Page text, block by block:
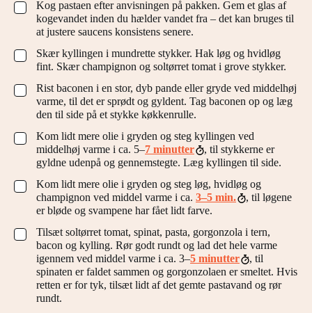
▢
Kog pastaen efter anvisningen på pakken. Gem et glas af
kogevandet inden du hælder vandet fra – det kan bruges til
at justere saucens konsistens senere.
▢
Skær kyllingen i mundrette stykker. Hak løg og hvidløg
fint. Skær champignon og soltørret tomat i grove stykker.
▢
Rist baconen i en stor, dyb pande eller gryde ved middelhøj
varme, til det er sprødt og gyldent. Tag baconen op og læg
den til side på et stykke køkkenrulle.
▢
Kom lidt mere olie i gryden og steg kyllingen ved
middelhøj varme i ca. 5–7 minutter
, til stykkerne er
gyldne udenpå og gennemstegte. Læg kyllingen til side.
▢
Kom lidt mere olie i gryden og steg løg, hvidløg og
champignon ved middel varme i ca. 3–5 min.
, til løgene
er bløde og svampene har fået lidt farve.
▢
Tilsæt soltørret tomat, spinat, pasta, gorgonzola i tern,
bacon og kylling. Rør godt rundt og lad det hele varme
igennem ved middel varme i ca. 3–5 minutter
, til
spinaten er faldet sammen og gorgonzolaen er smeltet. Hvis
retten er for tyk, tilsæt lidt af det gemte pastavand og rør
rundt.